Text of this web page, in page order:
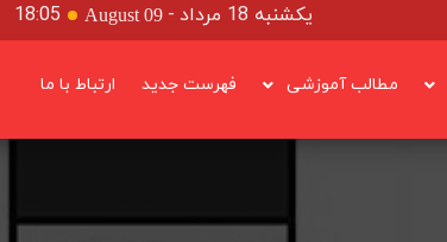
یکشنبه 18 مرداد -
August 09
18:05
مطالب آموزشی فهرست جدید ارتباط با ما